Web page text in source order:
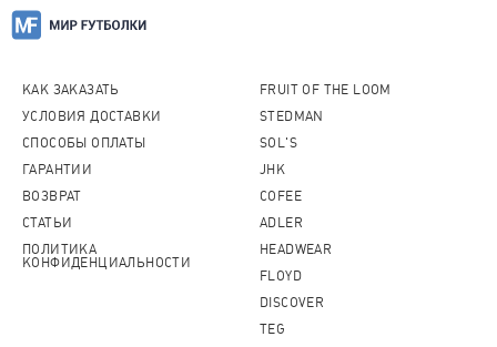
КАК ЗАКАЗАТЬ
УСЛОВИЯ ДОСТАВКИ
СПОСОБЫ ОПЛАТЫ
ГАРАНТИИ
ВОЗВРАТ
СТАТЬИ
ПОЛИТИКА
КОНФИДЕНЦИАЛЬНОСТИ
FRUIT OF THE LOOM
STEDMAN
SOL'S
JHK
COFEE
ADLER
HEADWEAR
FLOYD
DISCOVER
TEG